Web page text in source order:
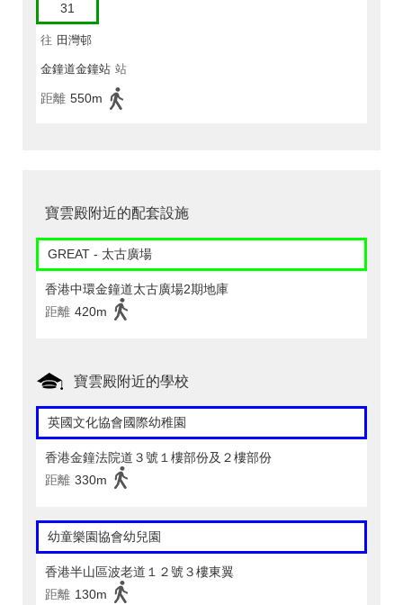
31
往 田灣邨
金鐘道金鐘站 站
距離 550m
寶雲殿附近的配套設施
GREAT - 太古廣場
香港中環金鐘道太古廣場2期地庫
距離 420m
寶雲殿附近的學校
英國文化協會國際幼稚園
香港金鐘法院道３號１樓部份及２樓部份
距離 330m
幼童樂園協會幼兒園
香港半山區波老道１２號３樓東翼
距離 130m